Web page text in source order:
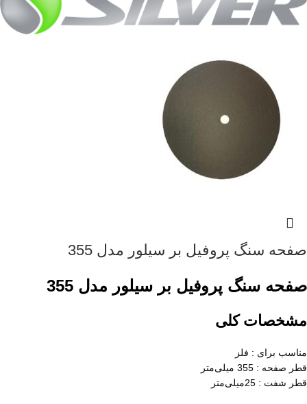
صفحه سنگ پروفیل بر سیلور مدل 355
صفحه سنگ پروفیل بر سیلور مدل 355
مشخصات کلی
مناسب برای : فلز
قطر صفحه : 355 میلی‌متر
قطر شفت : 25میلی‌متر